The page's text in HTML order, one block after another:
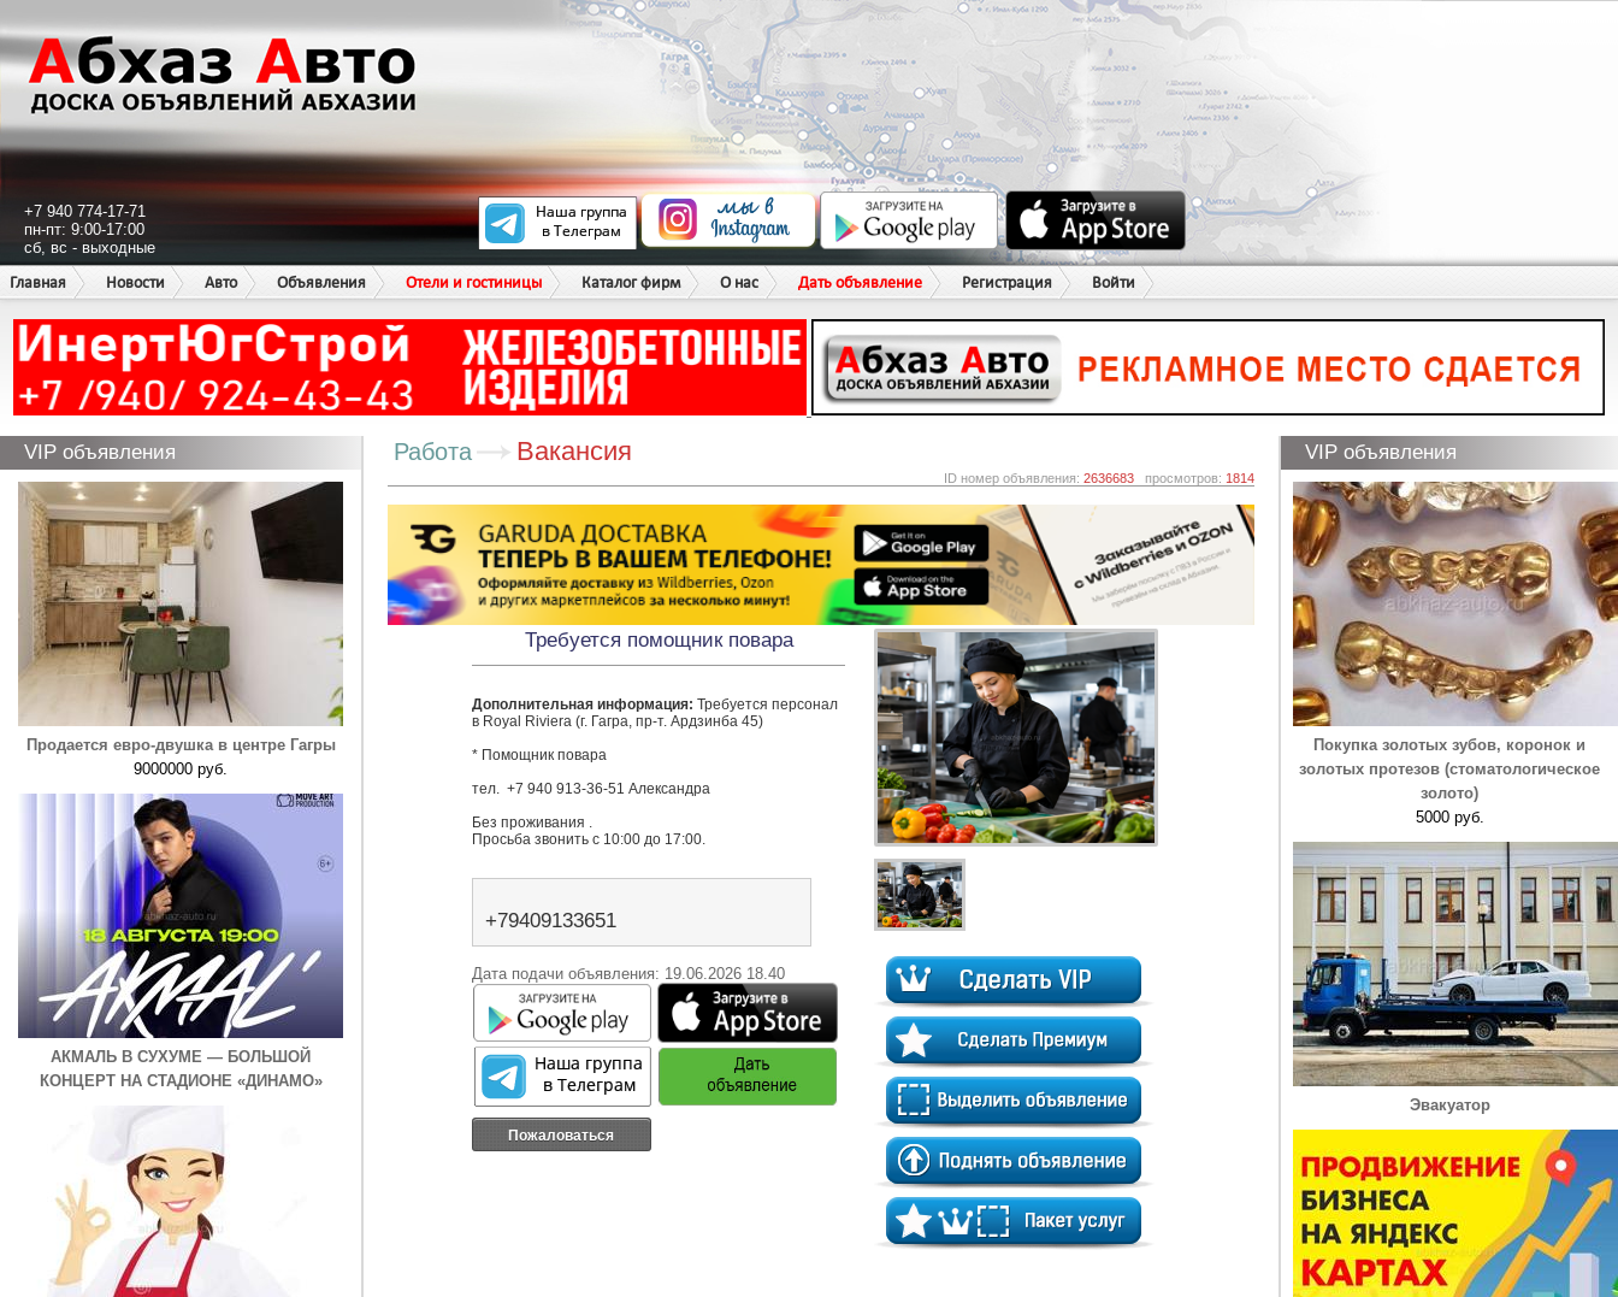
+7 940 774-17-71
пн-пт: 9:00-17:00
сб, вс - выходные
Главная
Новости Авто Объявления Отели и гостиницы Каталог фирм О нас Дать объявление Регистрация Войти
VIP объявления
Продается евро-двушка в центре Гагры
9000000 руб.
АКМАЛЬ В СУХУМЕ — БОЛЬШОЙ
КОНЦЕРТ НА СТАДИОНЕ «ДИНАМО»
Работа Вакансия
ID номер объявления: 2636683 просмотров: 1814
Требуется помощник повара
Дополнительная информация: Требуется персонал
в Royal Riviera (г. Гагра, пр-т. Ардзинба 45)
* Помощник повара
тел.  +7 940 913‑36‑51 Александра
Без проживания .
Просьба звонить с 10:00 до 17:00.
+79409133651
Дата подачи объявления: 19.06.2026 18.40
Пожаловаться
VIP объявления
Покупка золотых зубов, коронок и
золотых протезов (стоматологическое
золото)
5000 руб.
Эвакуатор